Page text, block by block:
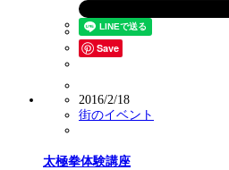
Save
2016/2/18
街のイベント
太極拳体験講座